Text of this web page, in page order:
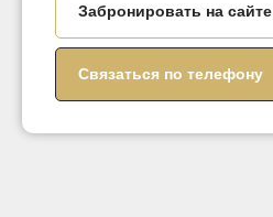
Забронировать на сайте
Связаться по телефону